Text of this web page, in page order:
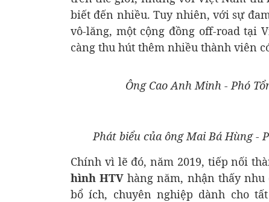
biết đến nhiều. Tuy nhiên, với sự
vô-lăng, một cộng đồng off-road tại
càng thu hút thêm nhiều thành viên
Ông Cao Anh Minh - Phó
Phát biểu của ông Mai Bá Hùng -
Chính vì lẽ đó, năm 2019, tiếp nối
hình HTV hàng năm, nhận thấy nhu
bổ ích, chuyên nghiệp dành cho